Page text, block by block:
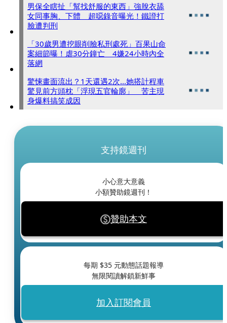
男保全瞎扯「幫找舒服的東西」強脫衣舔
女同事胸、下體 超噁錄音曝光！鐵證打
臉遭判刑
「30歲男遭挖眼削臉私刑處死」百果山命
案細節曝！虐30分鐘亡 4嫌24小時內全
落網
驚悚畫面流出？1天還遇2次...她搭計程車
驚見前方頭枕「浮現五官輪廓」 苦主現
身爆料搞笑成因
支持鏡週刊
小心意大意義
小額贊助鏡週刊！
贊助本文
每期 $35 元動態話題報導
無限閱讀解鎖新鮮事
加入訂閱會員